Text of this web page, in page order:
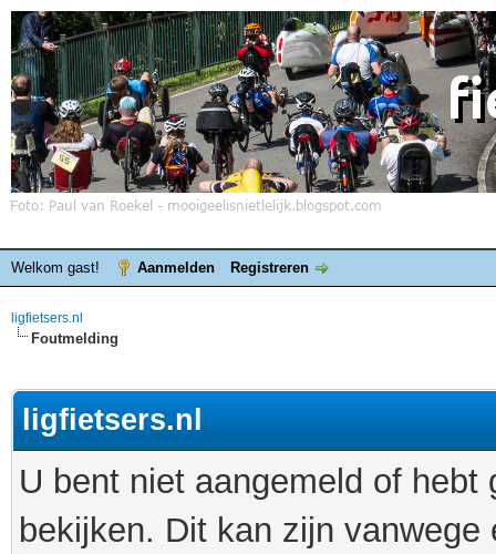
Welkom gast! Aanmelden Registreren
ligfietsers.nl
Foutmelding
ligfietsers.nl
U bent niet aangemeld of
bekijken. Dit kan zijn